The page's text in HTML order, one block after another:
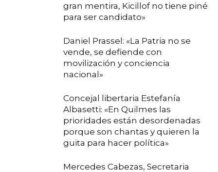
gran mentira, Kicillof no tiene piné
para ser candidato»
Daniel Prassel: «La Patria no se
vende, se defiende con
movilización y conciencia
nacional»
Concejal libertaria Estefanía
Albasetti: «En Quilmes las
prioridades están desordenadas
porque son chantas y quieren la
guita para hacer política»
Mercedes Cabezas, Secretaria